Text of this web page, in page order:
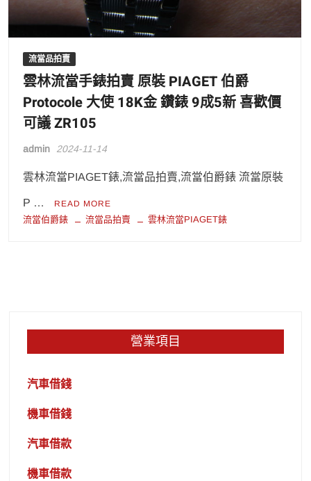
流當品拍賣
雲林流當手錶拍賣 原裝 PIAGET 伯爵
Protocole 大使 18K金 鑽錶 9成5新 喜歡價
可議 ZR105
admin 2024-11-14
雲林流當PIAGET錶,流當品拍賣,流當伯爵錶 流當原裝
P … READ MORE
流當伯爵錶 流當品拍賣 雲林流當PIAGET錶
營業項目
汽車借錢
機車借錢
汽車借款
機車借款